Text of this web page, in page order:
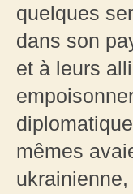
quelques
dans son
et à leurs
mêmes